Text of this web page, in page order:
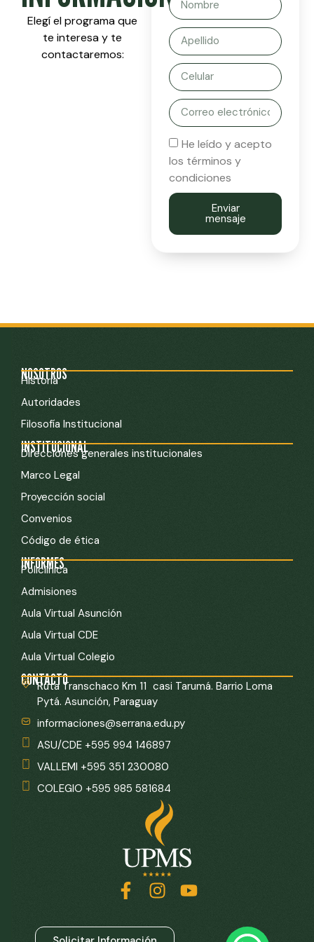
Elegí el programa que
te interesa y te
contactaremos:
He leído y acepto
los términos y
condiciones
Enviar
mensaje
NOSOTROS
Historia
Autoridades
Filosofía Institucional
INSTITUCIONAL
Direcciones generales institucionales
Marco Legal
Proyección social
Convenios
Código de ética
INFORMES
Policlínica
Admisiones
Aula Virtual Asunción
Aula Virtual CDE
Aula Virtual Colegio
CONTACTO
Ruta Transchaco Km 11 casi Tarumá. Barrio Loma
Pytá. Asunción, Paraguay
informaciones@serrana.edu.py
ASU/CDE +595 994 146897
VALLEMI +595 351 230080
COLEGIO +595 985 581684